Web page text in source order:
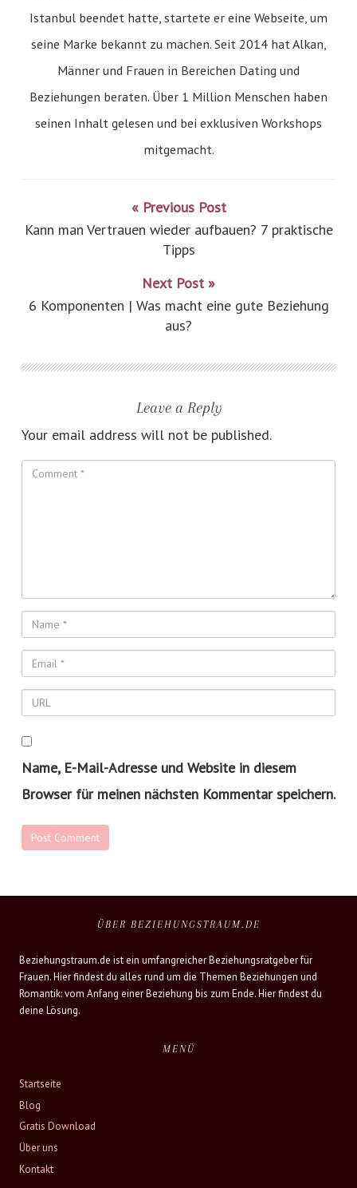
Istanbul beendet hatte, startete er eine Webseite, um
seine Marke bekannt zu machen. Seit 2014 hat Alkan,
Männer und Frauen in Bereichen Dating und
Beziehungen beraten. Über 1 Million Menschen haben
seinen Inhalt gelesen und bei exklusiven Workshops
mitgemacht.
« Previous Post
Kann man Vertrauen wieder aufbauen? 7 praktische
Tipps
Next Post »
6 Komponenten | Was macht eine gute Beziehung
aus?
Leave a Reply
Your email address will not be published.
Name, E-Mail-Adresse und Website in diesem
Browser für meinen nächsten Kommentar speichern.
ÜBER BEZIEHUNGSTRAUM.DE
Beziehungstraum.de ist ein umfangreicher Beziehungsratgeber für
Frauen. Hier findest du alles rund um die Themen Beziehungen und
Romantik: vom Anfang einer Beziehung bis zum Ende. Hier findest du
deine Lösung.
MENÜ
Startseite
Blog
Gratis Download
Über uns
Kontakt